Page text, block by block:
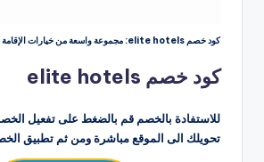
كود خصم elite hotels: مجموعة واسعة من خيارات الإقامة العصرية
كود خصم elite hotels
للاستفادة بالخصم قم بالضغط على تفعيل
تحويلك الى الموقع مباشرة ومن ثم تطبيق